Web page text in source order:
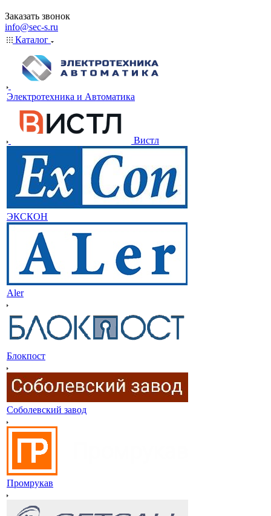
Заказать звонок
info@sec-s.ru
Каталог
Электротехника и Автоматика
Вистл
ЭКСКОН
Aler
Блокпост
Соболевский завод
Промрукав